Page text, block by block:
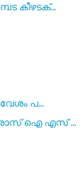
കീഴടക്...
പ...
ഐ എസ് ...